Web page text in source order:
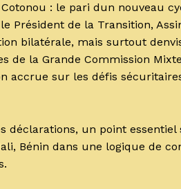
: le pari dun nouveau
Président de la Transition,
bilatérale, mais surtout
de la Grande Commission
accrue sur les défis
déclarations, un point
Bénin dans une logique de